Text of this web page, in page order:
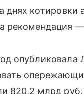
днях
рекомендация
опубликовала
820,2 млрд